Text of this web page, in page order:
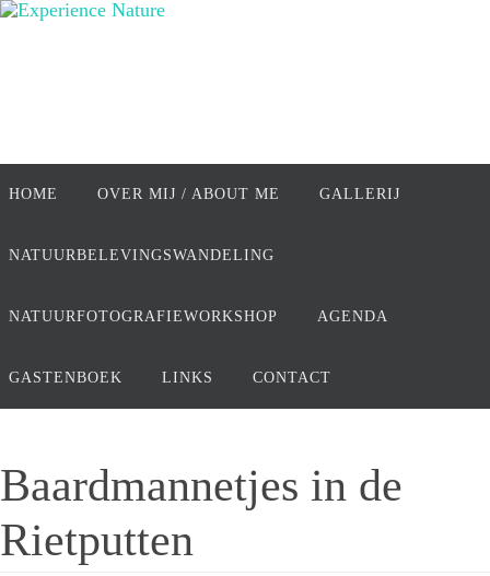
Ga
naar
deHOME OVER MIJ / ABOUT ME GALLERIJ
NATUURBELEVINGSWANDELING
NATUURFOTOGRAFIEWORKSHOP AGENDA
GASTENBOEK LINKS CONTACT
Baardmannetjes in de
Rietputten